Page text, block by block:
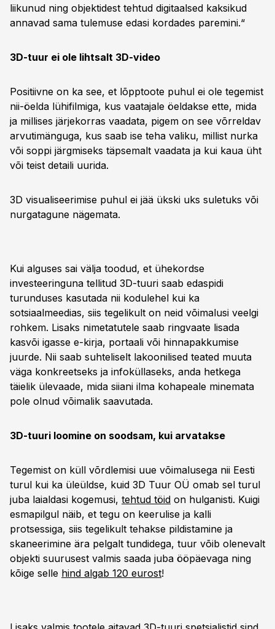
liikunud ning objektidest tehtud digitaalsed kaksikud
annavad sama tulemuse edasi kordades paremini.“
3D-tuur ei ole lihtsalt 3D-video
Positiivne on ka see, et lõpptoote puhul ei ole tegemist
nii-öelda lühifilmiga, kus vaatajale öeldakse ette, mida
ja millises järjekorras vaadata, pigem on see võrreldav
arvutimänguga, kus saab ise teha valiku, millist nurka
või soppi järgmiseks täpsemalt vaadata ja kui kaua üht
või teist detaili uurida.
3D visualiseerimise puhul ei jää ükski uks suletuks või
nurgatagune nägemata.
Kui alguses sai välja toodud, et ühekordse
investeeringuna tellitud 3D-tuuri saab edaspidi
turunduses kasutada nii kodulehel kui ka
sotsiaalmeedias, siis tegelikult on neid võimalusi veelgi
rohkem. Lisaks nimetatutele saab ringvaate lisada
kasvõi igasse e-kirja, portaali või hinnapakkumise
juurde. Nii saab suhteliselt lakoonilised teated muuta
väga konkreetseks ja infoküllaseks, anda hetkega
täielik ülevaade, mida siiani ilma kohapeale minemata
pole olnud võimalik saavutada.
3D-tuuri loomine on soodsam, kui arvatakse
Tegemist on küll võrdlemisi uue võimalusega nii Eesti
turul kui ka üleüldse, kuid 3D Tuur OÜ omab sel turul
juba laialdasi kogemusi, tehtud töid on hulganisti. Kuigi
esmapilgul näib, et tegu on keerulise ja kalli
protsessiga, siis tegelikult tehakse pildistamine ja
skaneerimine ära pelgalt tundidega, tuur võib olenevalt
objekti suurusest valmis saada juba ööpäevaga ning
kõige selle hind algab 120 eurost!